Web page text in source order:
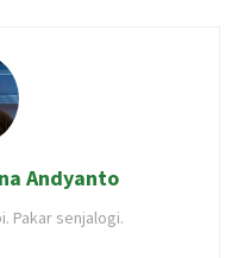
Andyanto
Pakar senjalogi.